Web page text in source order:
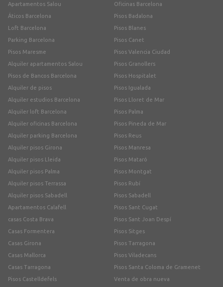
Apartamentos Salou
Áticos Barcelona
Loft Barcelona
Parking Barcelona
Pisos Maresme
Alquiler apartamentos Salou
Pisos de Bancos Barcelona
Alquiler de pisos
Alquiler estudios Barcelona
Alquiler loft Barcelona
Alquiler oficinas Barcelona
Alquiler parking Barcelona
Alquiler pisos Girona
Alquiler pisos Lleida
Alquiler pisos Palma
Alquiler pisos Terrassa
Alquiler pisos Sabadell
Apartamentos Calafell
casas Costa Brava
Casas Formentera
Casas Girona
Casas Mallorca
Casas Tarragona
Pisos Castelldefels
Oficinas Barcelona
Pisos Badalona
Pisos Blanes
Pisos Canet
Pisos Valencia Ciudad
Pisos Granollers
Pisos Hospitalet
Pisos Igualada
Pisos Lloret de Mar
Pisos Palma
Pisos Pineda de Mar
Pisos Reus
Pisos Manresa
Pisos Mataró
Pisos Montgat
Pisos Rubí
Pisos Sabadell
Pisos Sant Cugat
Pisos Sant Joan Despí
Pisos Sitges
Pisos Tarragona
Pisos Viladecans
Pisos Santa Coloma de Gramenet
Venta de obra nueva